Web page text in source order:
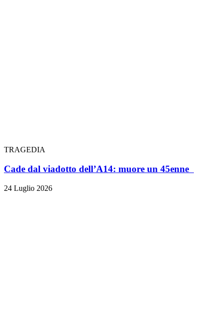
TRAGEDIA
Cade dal viadotto dell’A14: muore un 45enne
24 Luglio 2026